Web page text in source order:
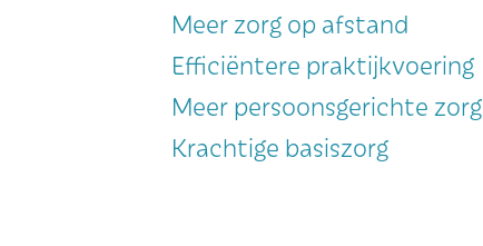
Meer zorg op afstand
Efficiëntere praktijkvoering
Meer persoonsgerichte zorg
Krachtige basiszorg